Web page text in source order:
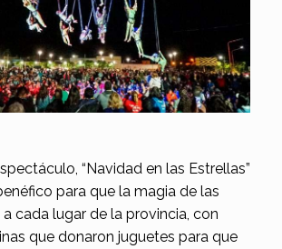
“Navidad en las Estrellas”
para que la magia de las
cada lugar de la provincia, con
que donaron juguetes para que